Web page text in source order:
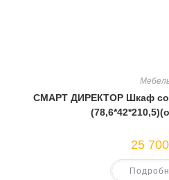
СМАРТ ДИРЕКТОР Шкаф со
25 700